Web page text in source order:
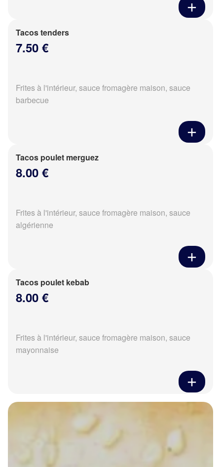
Tacos tenders
7.50 €
Frites à l'intérieur, sauce fromagère maison, sauce
barbecue
Tacos poulet merguez
8.00 €
Frites à l'intérieur, sauce fromagère maison, sauce
algérienne
Tacos poulet kebab
8.00 €
Frites à l'intérieur, sauce fromagère maison, sauce
mayonnaise